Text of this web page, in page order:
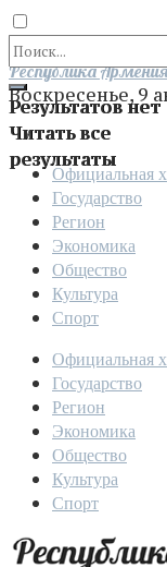
Результатов нет
Читать все
результаты
Отправить
Республика Армения
Воскресенье, 9
Официальная
Государство
Регион
Экономика
Общество
Культура
Спорт
Официальная
Государство
Регион
Экономика
Общество
Культура
Спорт